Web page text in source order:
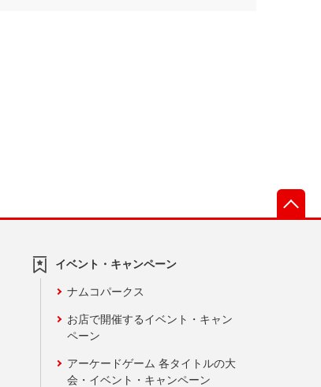
イベント・キャンペーン
ナムコパークス
お店で開催するイベント・キャン
ペーン
アーケードゲーム 各タイトルの大
会・イベント・キャンペーン